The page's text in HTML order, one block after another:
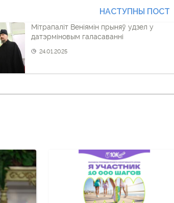
НАСТУПНЫ ПОСТ
Мітрапаліт Веніямін прыняў удзел у
датэрміновым галасаванні
24.01.2025